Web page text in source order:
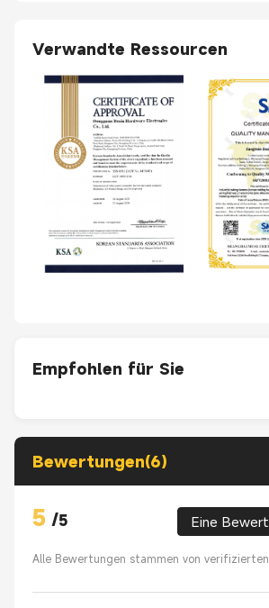
Verwandte Ressourcen
Empfohlen für Sie
Bewertungen(6)
5 /5 Eine
Alle Bewertungen stammen von